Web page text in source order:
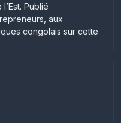
Publié
aux
congolais sur cette